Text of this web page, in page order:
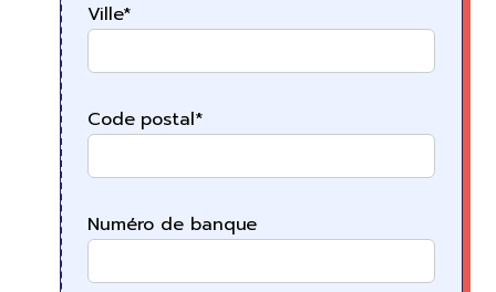
Ville*
Code postal*
Numéro de banque